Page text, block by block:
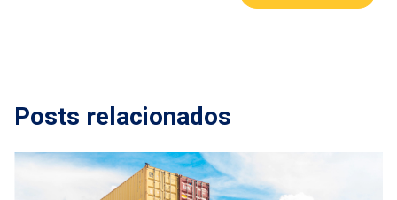
Posts relacionados